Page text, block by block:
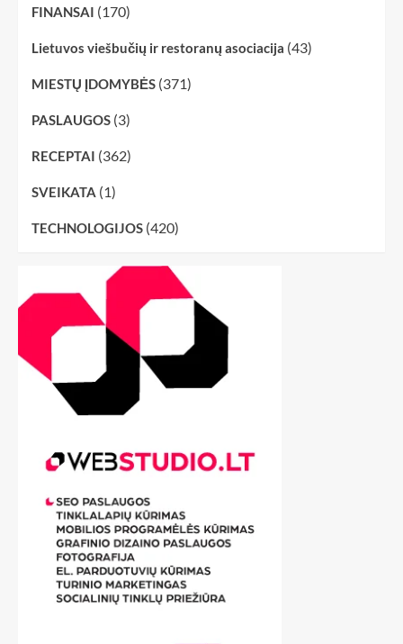
FINANSAI (170)
Lietuvos viešbučių ir restoranų asociacija (43)
MIESTŲ ĮDOMYBĖS (371)
PASLAUGOS (3)
RECEPTAI (362)
SVEIKATA (1)
TECHNOLOGIJOS (420)